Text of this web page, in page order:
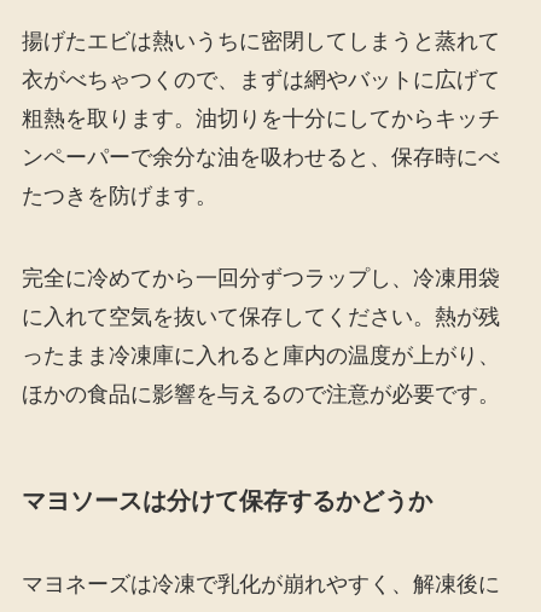
揚げたエビは熱いうちに密閉してしまうと蒸れて
衣がべちゃつくので、まずは網やバットに広げて
粗熱を取ります。油切りを十分にしてからキッチ
ンペーパーで余分な油を吸わせると、保存時にべ
たつきを防げます。
完全に冷めてから一回分ずつラップし、冷凍用袋
に入れて空気を抜いて保存してください。熱が残
ったまま冷凍庫に入れると庫内の温度が上がり、
ほかの食品に影響を与えるので注意が必要です。
マヨソースは分けて保存するかどうか
マヨネーズは冷凍で乳化が崩れやすく、解凍後に